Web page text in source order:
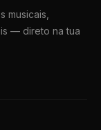
musicais,
— direto na tua